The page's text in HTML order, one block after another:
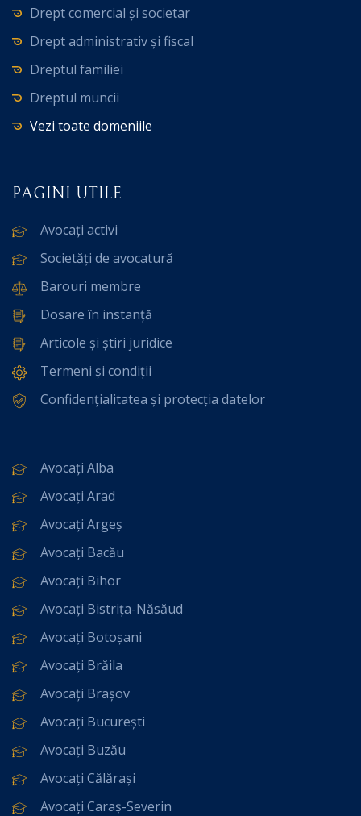
Drept comercial și societar
Drept administrativ și fiscal
Dreptul familiei
Dreptul muncii
Vezi toate domeniile
PAGINI UTILE
Avocați activi
Societăți de avocatură
Barouri membre
Dosare în instanță
Articole și știri juridice
Termeni și condiții
Confidențialitatea și protecția datelor
Avocați Alba
Avocați Arad
Avocați Argeș
Avocați Bacău
Avocați Bihor
Avocați Bistrița-Năsăud
Avocați Botoșani
Avocați Brăila
Avocați Brașov
Avocați București
Avocați Buzău
Avocați Călărași
Avocați Caraș-Severin